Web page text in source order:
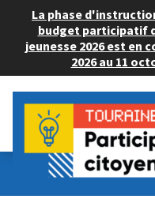
La phase
budget participatif
jeunesse 2026 est en
2026 au 11
Budget Participatif
💡 Consulter les projets